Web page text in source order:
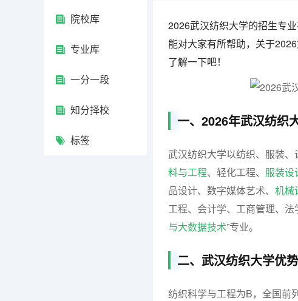
院校库
专业库
一分一段
知分择校
标签
2026武汉纺织大学的招生专
能对大家有所帮助，关于
了解一下吧！
一、2026年武汉纺织
武汉纺织大学以纺织、服装、
料与工程、轻化工程、 服装设
品设计、数字媒体艺术、 机械
工程、会计学、工商管理、法
与大数据技术”专业。
二、武汉纺织大学优
纺织科学与工程为B，全国前